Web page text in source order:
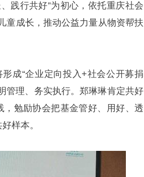
践行共好”为初心，依托重庆社会
童成长，推动公益力量从物资帮扶
成“企业定向投入+社会公开募捐
管理、务实执行。郑琳琳肯定共好
，勉励协会把基金管好、用好、透
样本。